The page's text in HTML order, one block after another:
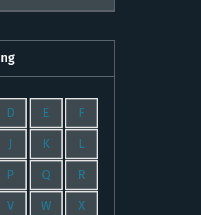
D E F
J K L
P Q R
V W X